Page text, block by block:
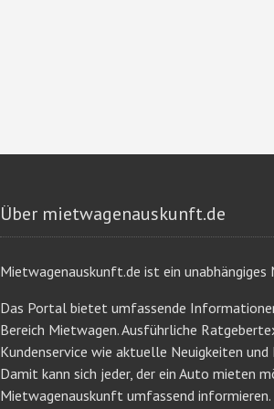
Über mietwagenauskunft.de
Mietwagenauskunft.de ist ein
Das Portal bietet umfassende
Bereich Mietwagen. Ausführliche
Kundenservice wie aktuelle Neuigkeiten und
Damit kann sich jeder, der ein Auto mieten
Mietwagenauskunft umfassend informieren.